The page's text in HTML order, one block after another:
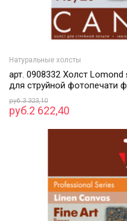
Натуральные холсты
арт. 0908332 Холст
для струйной фотопечати
руб.3 323,10
руб.2 622,40